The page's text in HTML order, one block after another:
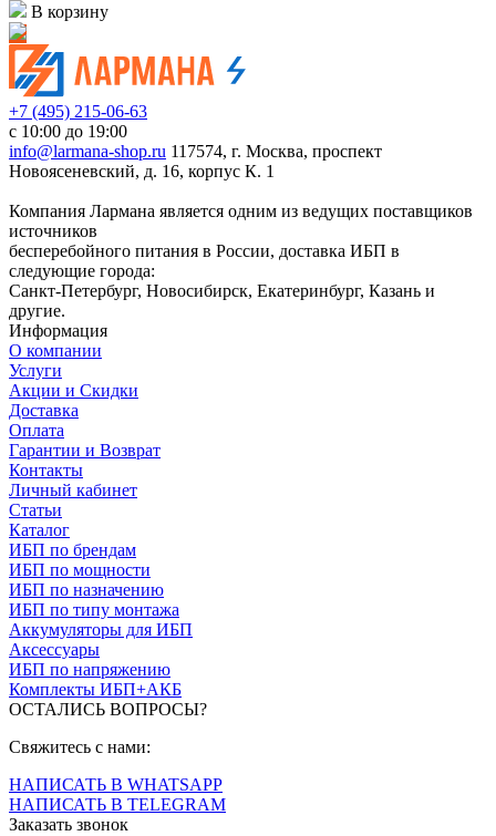
В корзину
+7 (495) 215-06-63
с 10:00 до 19:00
info@larmana-shop.ru 117574, г. Москва, проспект
Новоясеневский, д. 16, корпус К. 1
Компания Лармана является одним из ведущих поставщиков
источников
бесперебойного питания в России, доставка ИБП в
следующие города:
Санкт-Петербург, Новосибирск, Екатеринбург, Казань и
другие.
Информация
О компании
Услуги
Акции и Скидки
Доставка
Оплата
Гарантии и Возврат
Контакты
Личный кабинет
Статьи
Каталог
ИБП по брендам
ИБП по мощности
ИБП по назначению
ИБП по типу монтажа
Аккумуляторы для ИБП
Аксессуары
ИБП по напряжению
Комплекты ИБП+АКБ
ОСТАЛИСЬ ВОПРОСЫ?
Свяжитесь с нами:
НАПИСАТЬ В WHATSAPP
НАПИСАТЬ В TELEGRAM
Заказать звонок